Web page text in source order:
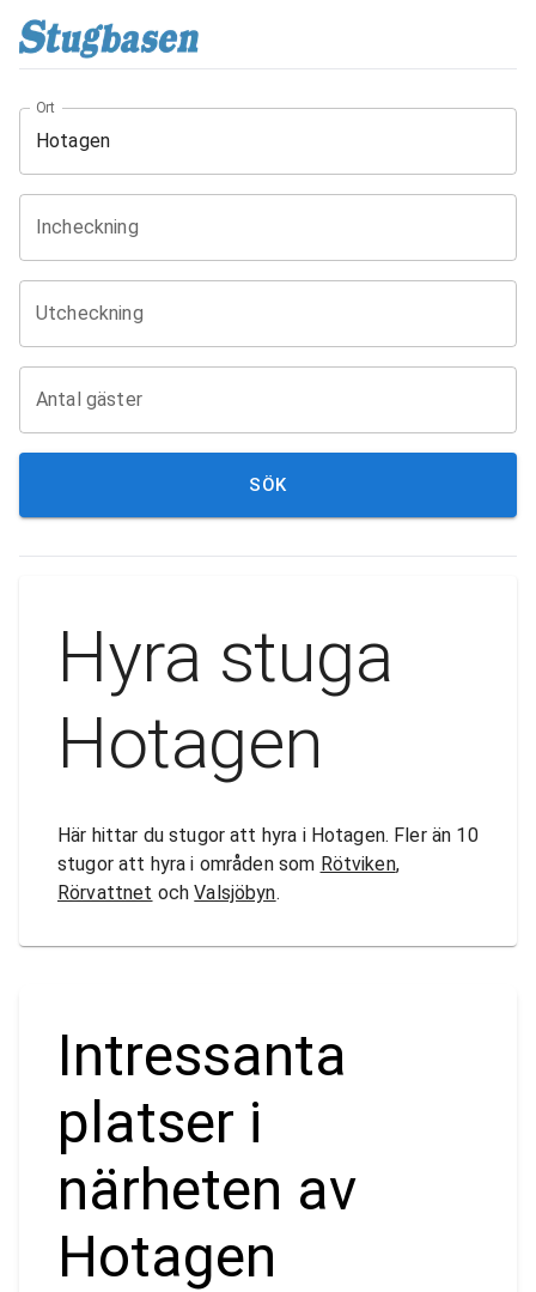
Ort
Incheckning
Utcheckning
Antal gäster
SÖK
Hyra stuga
Hotagen
Här hittar du stugor att hyra i Hotagen. Fler än 10
stugor att hyra i områden som Rötviken,
Rörvattnet ochValsjöbyn.
Intressanta
platser i
närheten av
Hotagen